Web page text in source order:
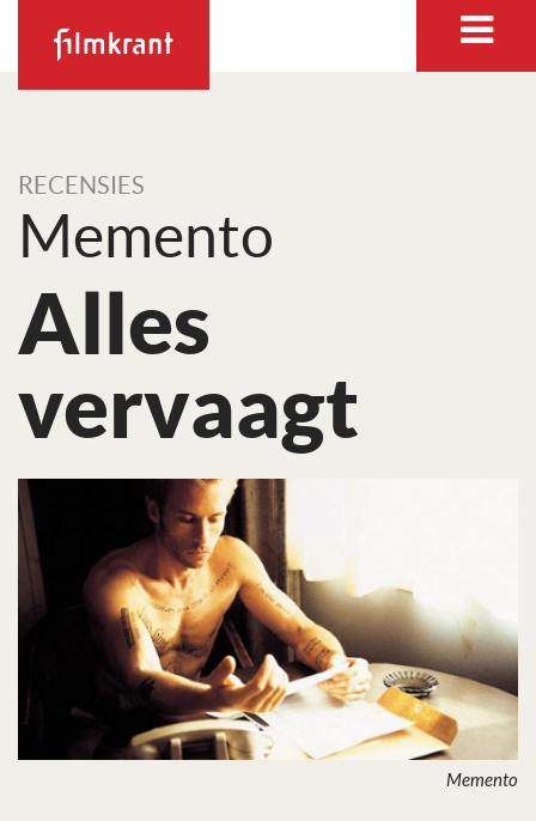
RECENSIES
Memento
Alles
vervaagt
Memento